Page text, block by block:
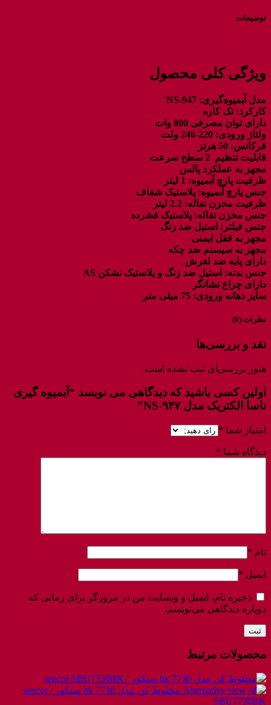
توضیحات
ویژگی کلی محصول
مدل آبمیوه‌گیری: NS-947
کارکرد: تک کاره
دارای توان مصرفی 800 وات
ولتاژ ورودی: 220-240 ولت
فرکانس: 50 هرتز
قابلیت تنظیم 2 سطح سرعت
مجهز به عملکرد پالس
ظرفیت پارچ آبمیوه: 1 لیتر
جنس پارچ آبمیوه: پلاستیک شفاف
ظرفیت مخزن تفاله: 2.2 لیتر
جنس مخزن تفاله: پلاستیک فشرده
جنس فیلتر: استیل ضد زنگ
مجهز به قفل ایمنی
مجهز به سیستم ضد چکه
دارای پایه ضد لغزش
جنس بدنه: استیل ضد زنگ و پلاستیک نشکن AS
دارای چراغ نشانگر
سایز دهانه ورودی: 75 میلی متر
نظرات (0)
نقد و بررسی‌ها
هنوز بررسی‌ای ثبت نشده است.
اولین کسی باشید که دیدگاهی می نویسد “آبمیوه گیری
ناسا الکتریک مدل NS-۹۴۷”
امتیاز شما *
دیدگاه شما *
نام *
ایمیل *
ذخیره نام، ایمیل و وبسایت من در مرورگر برای زمانی که
دوباره دیدگاهی می‌نویسم.
محصولات مرتبط